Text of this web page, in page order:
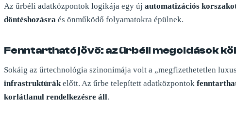
Az űrbéli adatközpontok logikája egy új automatizációs
döntéshozásra és önműködő folyamatokra épülnek.
Fenntartható jövő: az űrbéli megoldások
Sokáig az űrtechnológia szinonimája volt a „megfizethetetlen
infrastruktúrákelőtt. Az űrbe telepített adatközpontok
korlátlanul rendelkezésre áll.